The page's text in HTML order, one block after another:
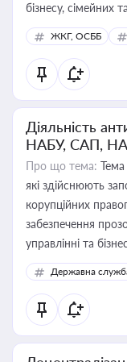
бізнесу, сімейних
ЖКГ, ОСББ
Діяльність
НАБУ, САП,
Про що тема:
які здійснюють
корупційних
забезпечення
управлінні та
Державна